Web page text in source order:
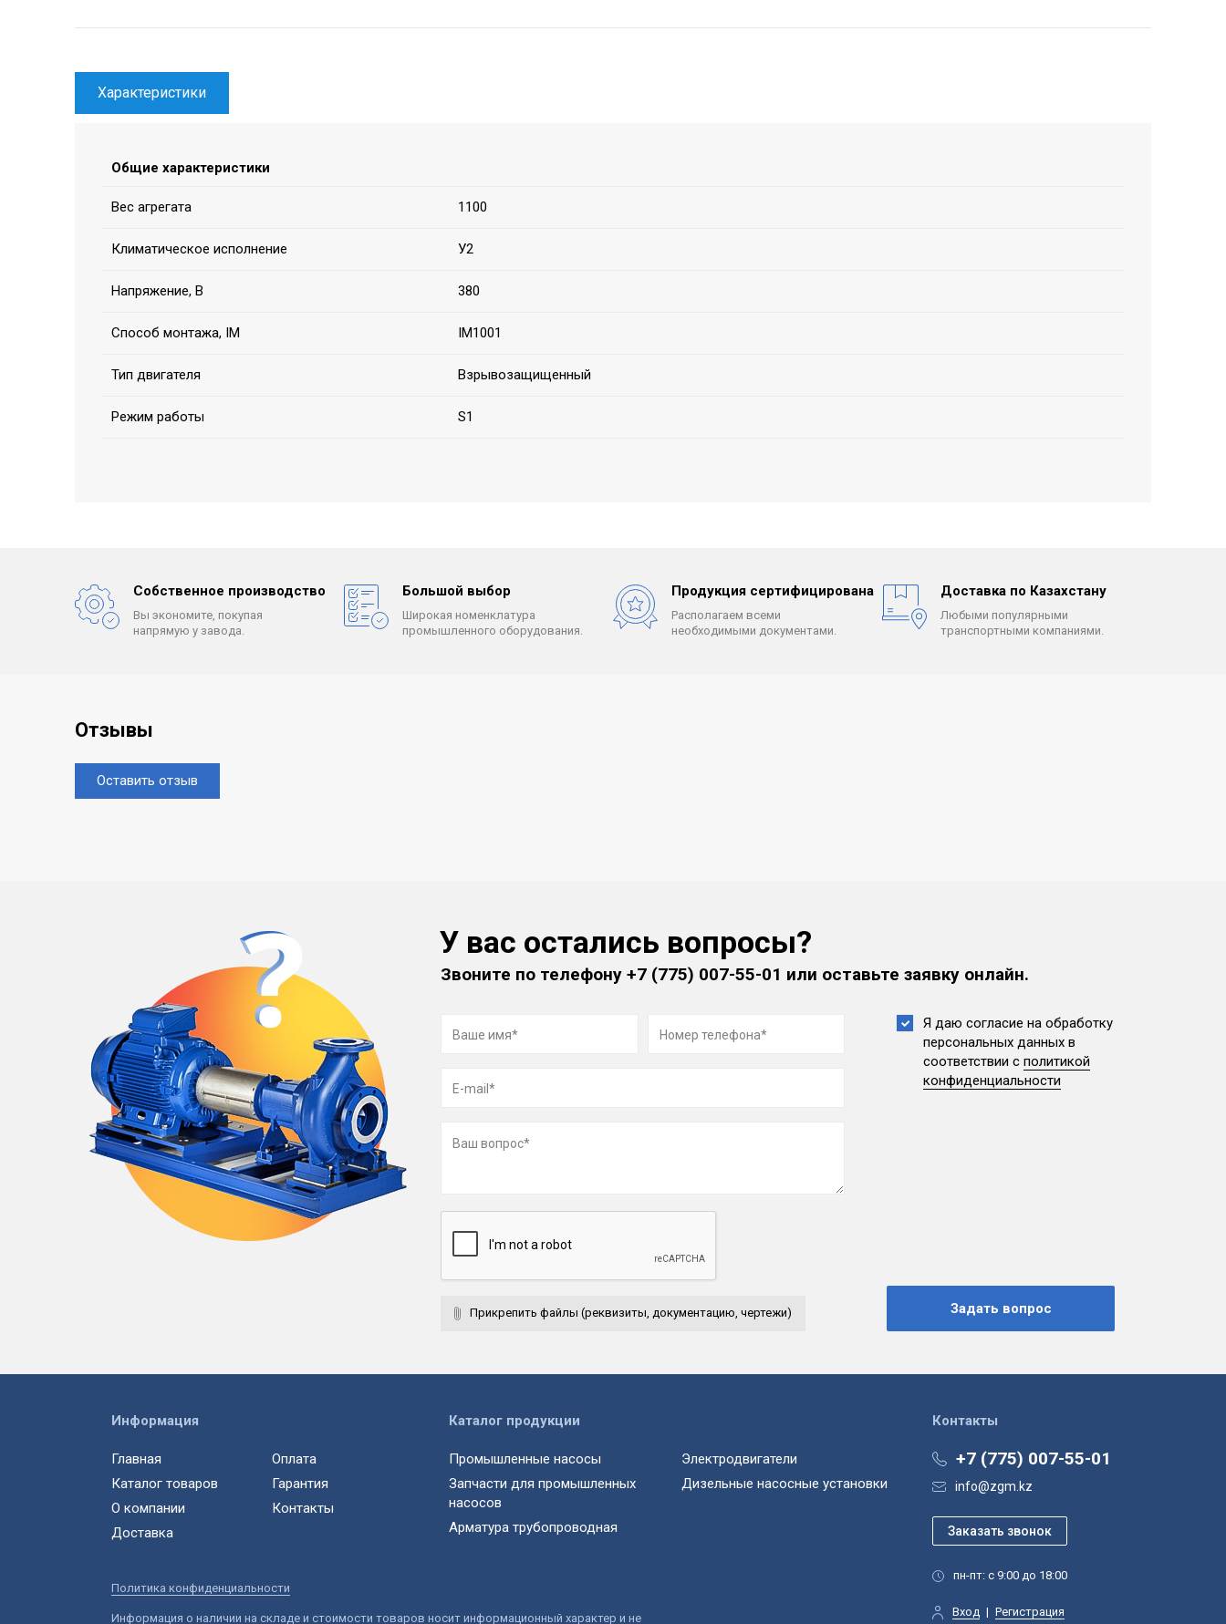
Характеристики
Общие характеристики
Вес агрегата 1100
Климатическое исполнение У2
Напряжение, В 380
Способ монтажа, IM IM1001
Тип двигателя Взрывозащищенный
Режим работы S1
Собственное производство
Вы экономите, покупая
напрямую у завода.
Большой выбор
Широкая номенклатура
промышленного оборудования.
Продукция сертифицирована
Располагаем всеми
необходимыми документами.
Доставка по Казахстану
Любыми популярными
транспортными компаниями.
Отзывы
Оставить отзыв
У вас остались вопросы?
Звоните по телефону+7 (775) 007-55-01 или оставьте заявку онлайн.
Прикрепить файлы (реквизиты, документацию, чертежи)
Я даю согласие на обработку
персональных данных в
соответствии с политикой
конфиденциальности
Контакты
+7 (775) 007-55-01
info@zgm.kz
пн-пт: с 9:00 до 18:00
Вход | Регистрация
Информация
Главная
Каталог товаров
О компании
Доставка
Оплата
Гарантия
Контакты
Каталог продукции
Промышленные насосы
Запчасти для промышленных
насосов
Арматура трубопроводная
Электродвигатели
Дизельные насосные установки
Политика конфиденциальности
Информация о наличии на складе и стоимости товаров носит информационный характер и не